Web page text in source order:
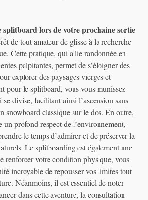
splitboard lors de votre prochaine sortie
de tout amateur de glisse à la recherche
Cette pratique, qui allie randonnée en
palpitantes, permet de s’éloigner des
explorer des paysages vierges et
pour le splitboard, vous vous munissez
se divise, facilitant ainsi l’ascension sans
snowboard classique sur le dos. En outre,
un profond respect de l’environnement,
le temps d’admirer et de préserver la
Le splitboarding est également une
renforcer votre condition physique, vous
incroyable de repousser vos limites tout
Néanmoins, il est essentiel de noter
dans cette aventure, la consultation